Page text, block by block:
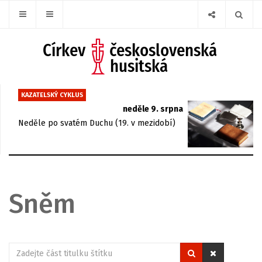
KAZATELSKÝ CYKLUS
neděle 9. srpna
Neděle po svatém Duchu (19. v mezidobí)
Sněm
Zadejte